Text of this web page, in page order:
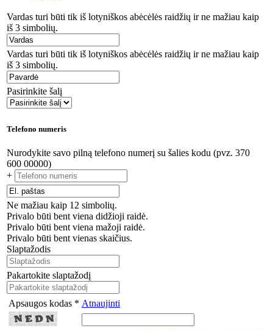
Vardas turi būti tik iš lotyniškos abėcėlės raidžių ir ne mažiau kaip
iš 3 simbolių.
Vardas turi būti tik iš lotyniškos abėcėlės raidžių ir ne mažiau kaip
iš 3 simbolių.
Pasirinkite šalį
Telefono numeris
Nurodykite savo pilną telefono numerį su šalies kodu (pvz. 370
600 00000)
+
Ne mažiau kaip 12 simbolių.
Privalo būti bent viena didžioji raidė.
Privalo būti bent viena mažoji raidė.
Privalo būti bent vienas skaičius.
Slaptažodis
Pakartokite slaptažodį
Apsaugos kodas * Atnaujinti